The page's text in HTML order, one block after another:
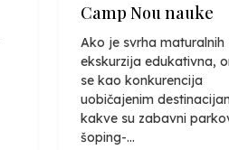
Camp Nou nauke
Ako je svrha maturalnih
ekskurzija edukativna,
se kao konkurencija
uobičajenim
kakve su zabavni
šoping-...